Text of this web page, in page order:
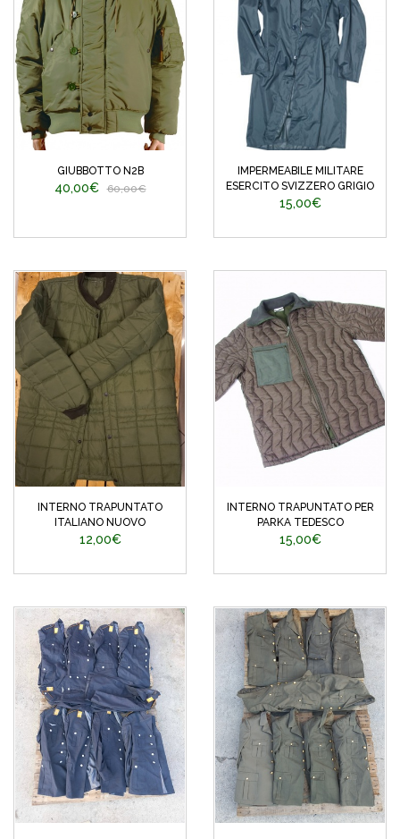
GIUBBOTTO N2B
40,00€ 60,00€
IMPERMEABILE MILITARE
ESERCITO SVIZZERO GRIGIO
15,00€
INTERNO TRAPUNTATO
ITALIANO NUOVO
12,00€
INTERNO TRAPUNTATO PER
PARKA TEDESCO
15,00€